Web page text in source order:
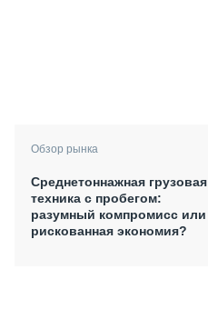
Обзор рынка
Среднетоннажная грузовая
техника с пробегом:
разумный компромисс или
рискованная экономия?